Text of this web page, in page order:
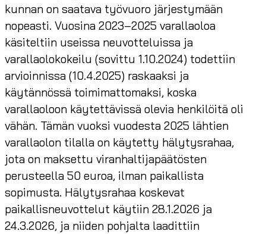
kunnan on saatava työvuoro järjestymään
nopeasti. Vuosina 2023–2025 varallaoloa
käsiteltiin useissa neuvotteluissa ja
varallaolokokeilu (sovittu 1.10.2024) todettiin
arvioinnissa (10.4.2025) raskaaksi ja
käytännössä toimimattomaksi, koska
varallaoloon käytettävissä olevia henkilöitä oli
vähän. Tämän vuoksi vuodesta 2025 lähtien
varallaolon tilalla on käytetty hälytysrahaa,
jota on maksettu viranhaltijapäätösten
perusteella 50 euroa, ilman paikallista
sopimusta. Hälytysrahaa koskevat
paikallisneuvottelut käytiin 28.1.2026 ja
24.3.2026, ja niiden pohjalta laadittiin